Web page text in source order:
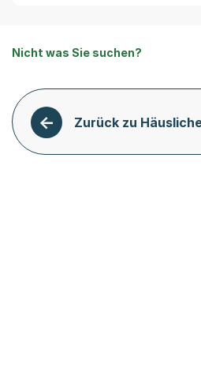
Nicht was Sie suchen?
Zurück zu